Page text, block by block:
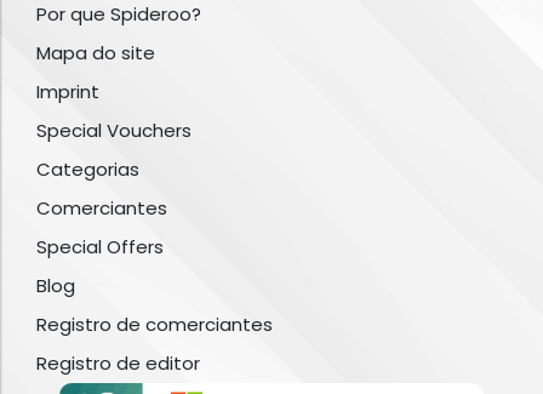
Por que Spideroo?
Mapa do site
Imprint
Special Vouchers
Categorias
Comerciantes
Special Offers
Blog
Registro de comerciantes
Registro de editor